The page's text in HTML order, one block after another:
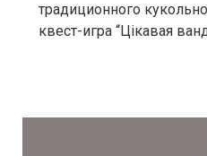
традиционного
квест-игра “Цікавая